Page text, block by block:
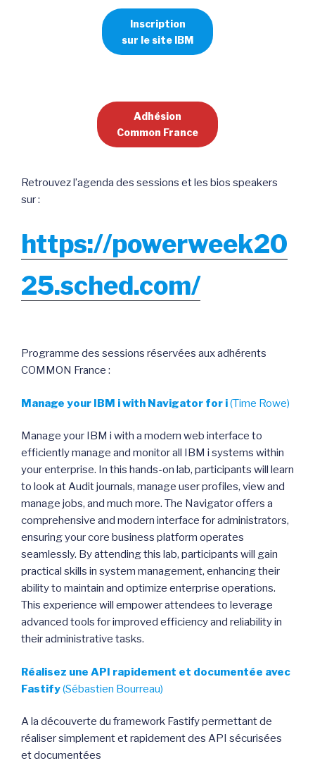
Inscription
sur le site IBM
Adhésion
Common France
Retrouvez l’agenda des sessions et les bios speakers
sur :
https://powerweek20
25.sched.com/
Programme des sessions réservées aux adhérents
COMMON France :
Manage your IBM i with Navigator for i(Time Rowe)
Manage your IBM i with a modern web interface to
efficiently manage and monitor all IBM i systems within
your enterprise. In this hands-on lab, participants will learn
to look at Audit journals, manage user profiles, view and
manage jobs, and much more. The Navigator offers a
comprehensive and modern interface for administrators,
ensuring your core business platform operates
seamlessly. By attending this lab, participants will gain
practical skills in system management, enhancing their
ability to maintain and optimize enterprise operations.
This experience will empower attendees to leverage
advanced tools for improved efficiency and reliability in
their administrative tasks.
Réalisez une API rapidement et documentée avec
Fastify(Sébastien Bourreau)
A la découverte du framework Fastify permettant de
réaliser simplement et rapidement des API sécurisées
et documentées